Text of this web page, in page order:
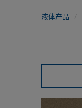
液体产品